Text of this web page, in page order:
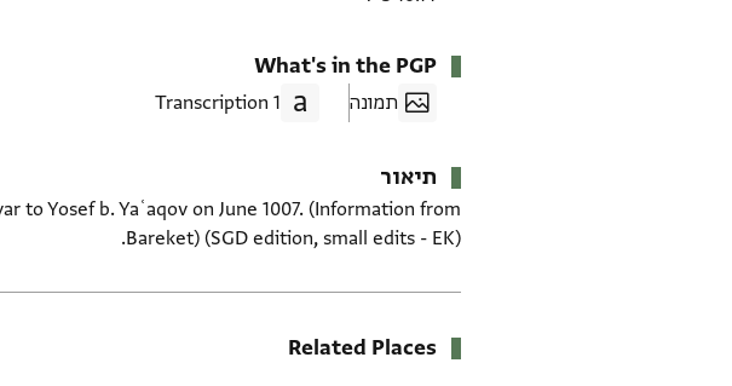
What's in the PGP
תמונה 1 Transcription
תיאור
to Yosef b. Yaʿaqov on June 1007. (Information from
Bareket) (SGD edition, small edits - EK).
Related Places